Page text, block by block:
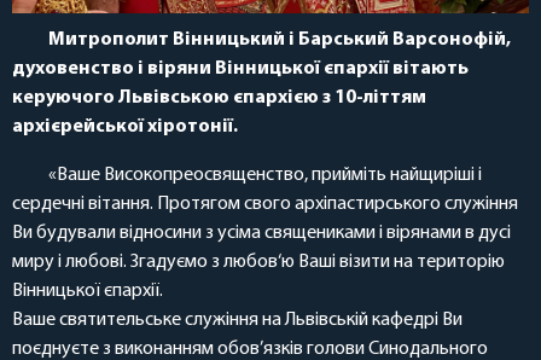
Митрополит Вінницький і Барський Варсонофій,
духовенство і віряни Вінницької єпархії вітають
керуючого Львівською єпархією з 10-літтям
архієрейської хіротонії.
«Ваше Високопреосвященство, прийміть найщиріші і
сердечні вітання. Протягом свого архіпастирського служіння
Ви будували відносини з усіма священиками і вірянами в дусі
миру і любові. Згадуємо з любов‘ю Ваші візити на територію
Вінницької єпархії.
Ваше святительське служіння на Львівській кафедрі Ви
поєднуєте з виконанням обов’язків голови Синодального